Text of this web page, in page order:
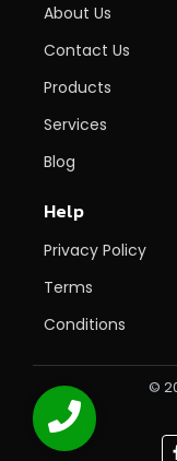
About Us
Contact Us
Products
Services
Blog
Help
Privacy Policy
Terms
Conditions
©